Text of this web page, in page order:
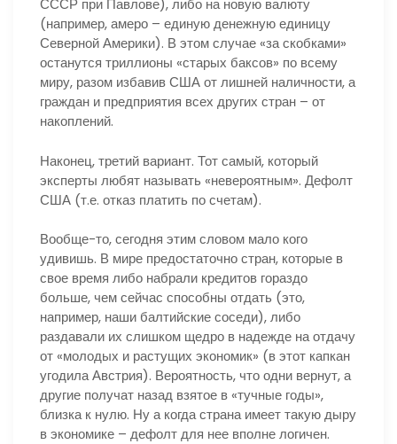
СССР при Павлове), либо на новую валюту
(например, амеро – единую денежную единицу
Северной Америки). В этом случае «за скобками»
останутся триллионы «старых баксов» по всему
миру, разом избавив США от лишней наличности, а
граждан и предприятия всех других стран – от
накоплений.
Наконец, третий вариант. Тот самый, который
эксперты любят называть «невероятным». Дефолт
США (т.е. отказ платить по счетам).
Вообще-то, сегодня этим словом мало кого
удивишь. В мире предостаточно стран, которые в
свое время либо набрали кредитов гораздо
больше, чем сейчас способны отдать (это,
например, наши балтийские соседи), либо
раздавали их слишком щедро в надежде на отдачу
от «молодых и растущих экономик» (в этот капкан
угодила Австрия). Вероятность, что одни вернут, а
другие получат назад взятое в «тучные годы»,
близка к нулю. Ну а когда страна имеет такую дыру
в экономике – дефолт для нее вполне логичен.